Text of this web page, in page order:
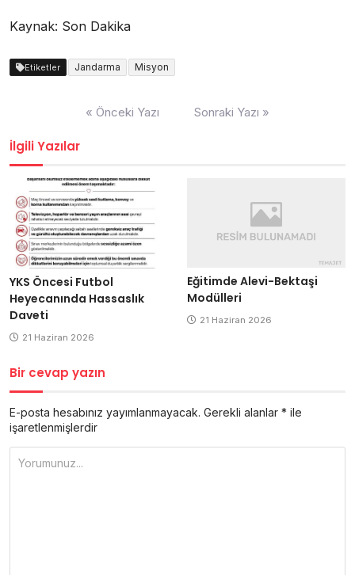
Kaynak: Son Dakika
Etiketler Jandarma Misyon
« Önceki Yazı Sonraki Yazı »
İlgili Yazılar
YKS Öncesi Futbol
Heyecanında Hassaslık
Daveti
21 Haziran 2026
Eğitimde Alevi-Bektaşi
Modülleri
21 Haziran 2026
Bir cevap yazın
E-posta hesabınız yayımlanmayacak. Gerekli alanlar * ile
işaretlenmişlerdir